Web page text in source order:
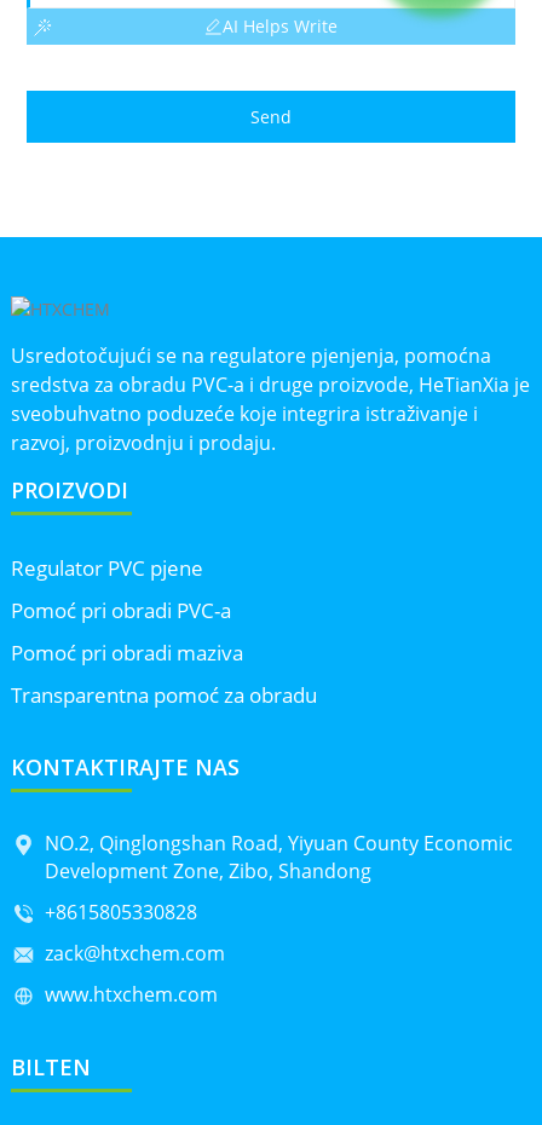
AI Helps Write
Send
Usredotočujući se na regulatore pjenjenja, pomoćna
sredstva za obradu PVC-a i druge proizvode, HeTianXia je
sveobuhvatno poduzeće koje integrira istraživanje i
razvoj, proizvodnju i prodaju.
PROIZVODI
Regulator PVC pjene
Pomoć pri obradi PVC-a
Pomoć pri obradi maziva
Transparentna pomoć za obradu
KONTAKTIRAJTE NAS
NO.2, Qinglongshan Road, Yiyuan County Economic
Development Zone, Zibo, Shandong
+8615805330828
zack@htxchem.com
www.htxchem.com
BILTEN